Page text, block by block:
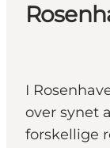
I
over synet
forskellige